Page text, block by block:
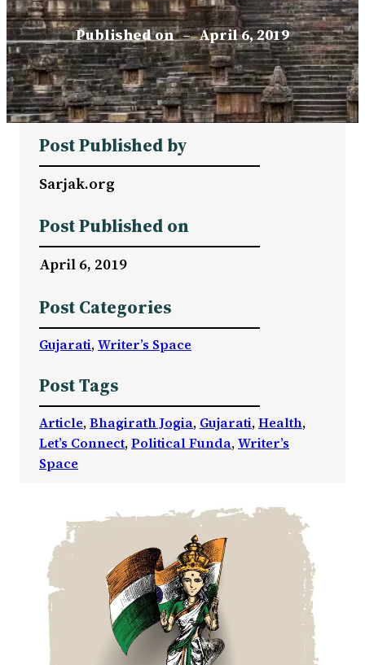
Published on – April 6, 2019
Post Published by
Sarjak.org
Post Published on
April 6, 2019
Post Categories
Gujarati, Writer’s Space
Post Tags
Article, Bhagirath Jogia, Gujarati, Health
Let’s Connect, Political Funda, Writer’s
Space